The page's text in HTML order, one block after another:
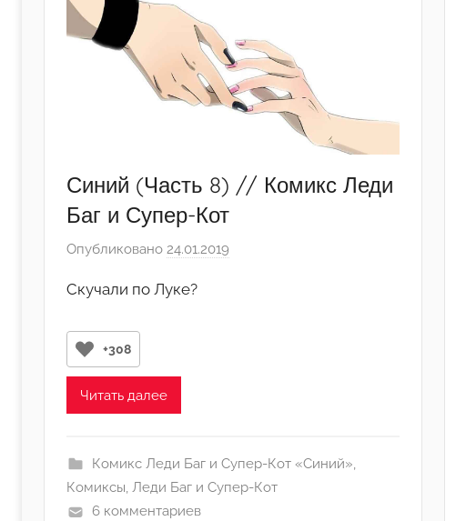
Синий (Часть 8) // Комикс Леди
Баг и Супер-Кот
Опубликовано 24.01.2019
l
i
Скучали по Луке?
+308
Читать далее
Комикс Леди Баг и Супер-Кот «Синий»,
Комиксы, Леди Баг и Супер-Кот
6 комментариев